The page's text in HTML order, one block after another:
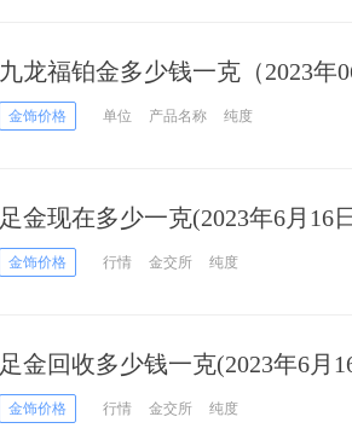
九龙福铂金多少钱一克（2023年
金饰价格 单位 产品名称 纯度
足金现在多少一克(2023年6月16
金饰价格 行情 金交所 纯度
足金回收多少钱一克(2023年6月
金饰价格 行情 金交所 纯度